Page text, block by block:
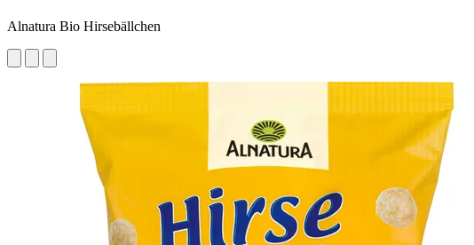
Alnatura Bio Hirsebällchen